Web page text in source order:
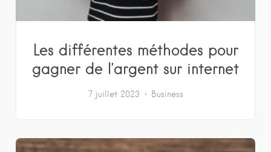
Les différentes méthodes pour
gagner de l’argent sur internet
7 juillet 2023 Business